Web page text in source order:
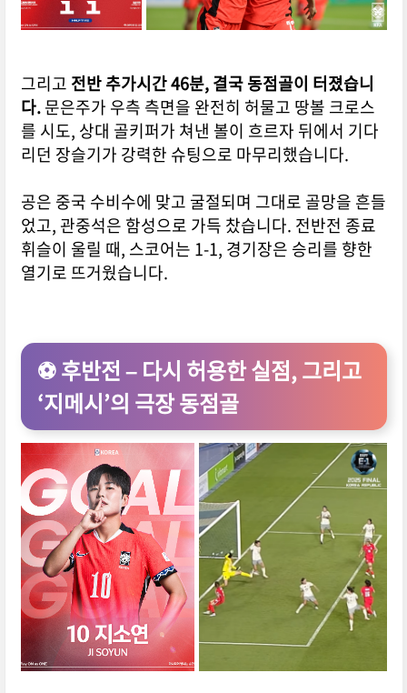
그리고 전반 추가시간 46분, 결국 동점골이 터졌습니
다.문은주가 우측 측면을 완전히 허물고 땅볼 크로스
를 시도, 상대 골키퍼가 쳐낸 볼이 흐르자 뒤에서 기다
리던 장슬기가 강력한 슈팅으로 마무리했습니다.
공은 중국 수비수에 맞고 굴절되며 그대로 골망을 흔들
었고, 관중석은 함성으로 가득 찼습니다. 전반전 종료
휘슬이 울릴 때, 스코어는 1-1, 경기장은 승리를 향한
열기로 뜨거웠습니다.
⚽ 후반전 – 다시 허용한 실점, 그리고
‘지메시’의 극장 동점골